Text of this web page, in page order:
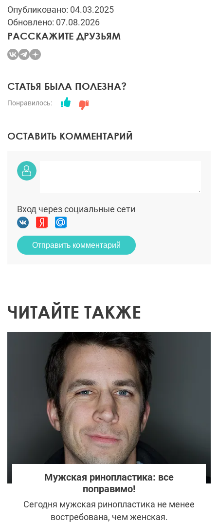
Опубликовано: 04.03.2025
Обновлено: 07.08.2026
РАССКАЖИТЕ ДРУЗЬЯМ
СТАТЬЯ БЫЛА ПОЛЕЗНА?
Понравилось:
ОСТАВИТЬ КОММЕНТАРИЙ
Вход через социальные сети
Отправить комментарий
ЧИТАЙТЕ ТАКЖЕ
Мужская ринопластика: все
поправимо!
Сегодня мужская ринопластика не менее
востребована, чем женская.